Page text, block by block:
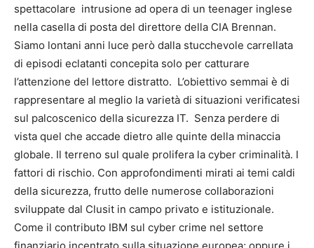
spettacolare intrusione ad opera di un teenager inglese
nella casella di posta del direttore della CIA Brennan.
Siamo lontani anni luce però dalla stucchevole carrellata
di episodi eclatanti concepita solo per catturare
l’attenzione del lettore distratto. L’obiettivo semmai è di
rappresentare al meglio la varietà di situazioni verificatesi
sul palcoscenico della sicurezza IT. Senza perdere di
vista quel che accade dietro alle quinte della minaccia
globale. Il terreno sul quale prolifera la cyber criminalità. I
fattori di rischio. Con approfondimenti mirati ai temi caldi
della sicurezza, frutto delle numerose collaborazioni
sviluppate dal Clusit in campo privato e istituzionale.
Come il contributo IBM sul cyber crime nel settore